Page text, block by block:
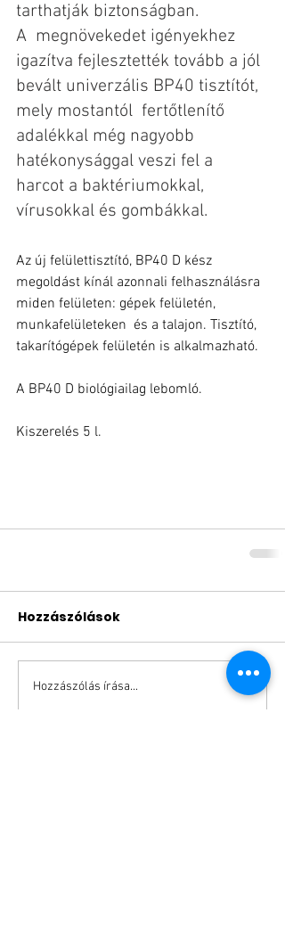
tarthatják biztonságban.
A  megnövekedet igényekhez
igazítva fejlesztették tovább a jól
bevált univerzális BP40 tisztítót,
mely mostantól  fertőtlenítő
adalékkal még nagyobb
hatékonysággal veszi fel a
harcot a baktériumokkal,
vírusokkal és gombákkal.
Az új felülettisztító, BP40 D kész
megoldást kínál azonnali felhasználásra
miden felületen: gépek felületén,
munkafelületeken  és a talajon. Tisztító,
takarítógépek felületén is alkalmazható.
A BP40 D biológiailag lebomló.
Kiszerelés 5 l.
Hozzászólások
Hozzászólás írása...